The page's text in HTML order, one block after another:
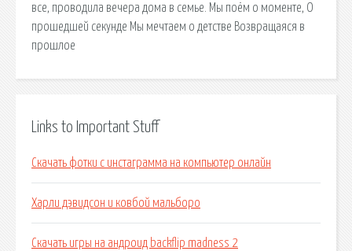
все, проводила вечера дома в семье. Мы поём о моменте, О
прошедшей секунде Мы мечтаем о детстве Возвращаяся в
прошлое
Links to Important Stuff
Скачать фотки с инстаграмма на компьютер онлайн
Харли дэвидсон и ковбой мальборо
Скачать игры на андроид backflip madness 2